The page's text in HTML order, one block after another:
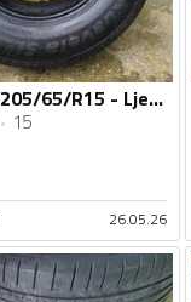
Kenda - 205/65/R15 - Ljetnja guma
15
26.05.26